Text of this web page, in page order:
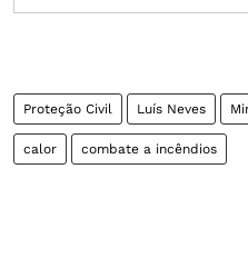
Proteção Civil Luís Neves
calor combate a incêndios